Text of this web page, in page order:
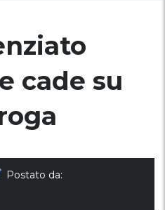
cade su
Postato da: